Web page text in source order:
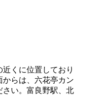
くに位置しており
からは、六花亭カン
い。富良野駅、北